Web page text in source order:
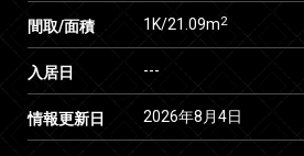
間取/面積 1K/21.09m2
入居日 ---
情報更新日 2026年8月4日